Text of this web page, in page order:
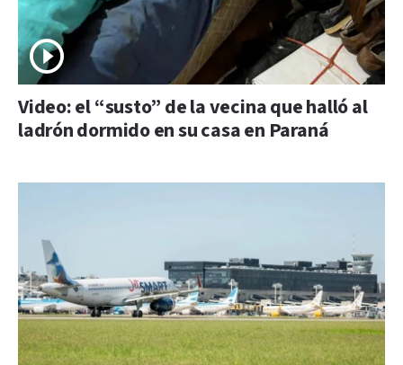
Video: el “susto” de la vecina que halló al
ladrón dormido en su casa en Paraná